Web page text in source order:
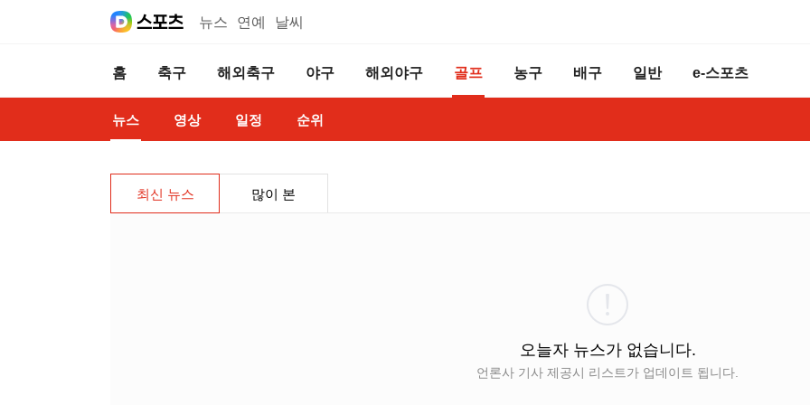
뉴스 연예 날씨
홈 축구 해외축구 야구 해외야구 골프 농구 배구 일반 e-스포츠
뉴스 영상 일정 순위
최신 뉴스 많이 본
오늘자 뉴스가 없습니다.
언론사 기사 제공시 리스트가 업데이트 됩니다.